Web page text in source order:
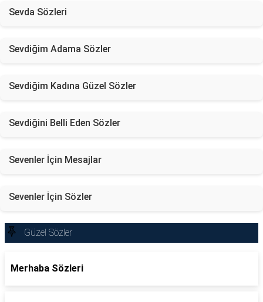
Sevda Sözleri
Sevdiğim Adama Sözler
Sevdiğim Kadına Güzel Sözler
Sevdiğini Belli Eden Sözler
Sevenler İçin Mesajlar
Sevenler İçin Sözler
Güzel Sözler
Merhaba Sözleri